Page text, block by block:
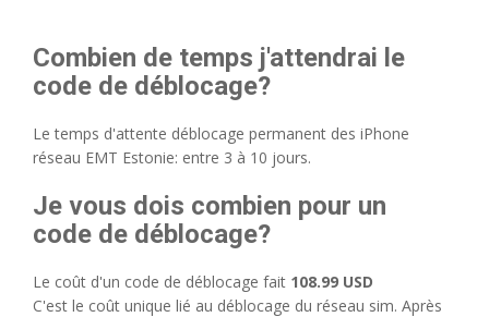
Combien de temps j'attendrai le
code de déblocage?
Le temps d'attente déblocage permanent des iPhone
réseau EMT Estonie: entre 3 à 10 jours.
Je vous dois combien pour un
code de déblocage?
Le coût d'un code de déblocage fait 108.99 USD
C'est le coût unique lié au déblocage du réseau sim. Après